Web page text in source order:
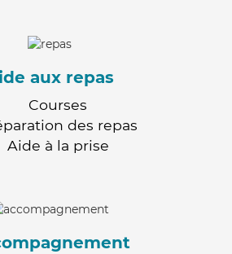
aux repas
Courses
des repas
Aide à la prise